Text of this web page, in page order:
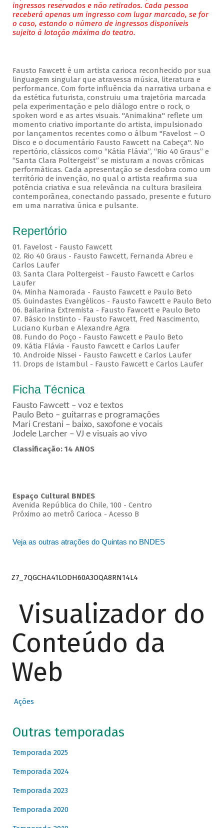
ingressos reservados e não retirados. Cada pessoa
receberá apenas um ingresso com lugar marcado, se for
o caso, estando o número de ingressos disponíveis
sujeito à lotação máxima do teatro.
Fausto Fawcett é um artista carioca reconhecido por sua
linguagem singular que atravessa música, literatura e
performance. Com forte influência da narrativa urbana e
da estética futurista, construiu uma trajetória marcada
pela experimentação e pelo diálogo entre o rock, o
spoken word e as artes visuais. "Animakina" reflete um
momento criativo importante do artista, impulsionado
por lançamentos recentes como o álbum "Favelost – O
Disco e o documentário Fausto Fawcett na Cabeça". No
repertório, clássicos como “Kátia Flávia”, “Rio 40 Graus” e
“Santa Clara Poltergeist” se misturam a novas crônicas
performáticas. Cada apresentação se desdobra como um
território de invenção, no qual o artista reafirma sua
potência criativa e sua relevância na cultura brasileira
contemporânea, conectando passado, presente e futuro
em uma narrativa única e pulsante.
Repertório
01. Favelost - Fausto Fawcett
02. Rio 40 Graus - Fausto Fawcett, Fernanda Abreu e
Carlos Laufer
03. Santa Clara Poltergeist - Fausto Fawcett e Carlos
Laufer
04. Minha Namorada - Fausto Fawcett e Paulo Beto
05. Guindastes Evangélicos - Fausto Fawcett e Paulo Beto
06. Bailarina Extremista - Fausto Fawcett e Paulo Beto
07. Básico Instinto - Fausto Fawcett, Fred Nascimento,
Luciano Kurban e Alexandre Agra
08. Fundo do Poço - Fausto Fawcett e Paulo Beto
09. Kátia Flávia - Fausto Fawcett e Carlos Laufer
10. Androide Nissei - Fausto Fawcett e Carlos Laufer
11. Drops de Istambul - Fausto Fawcett e Carlos Laufer
Ficha Técnica
Fausto Fawcett – voz e textos
Paulo Beto – guitarras e programações
Mari Crestani – baixo, saxofone e vocais
Jodele Larcher – VJ e visuais ao vivo
Classificação: 14 ANOS
Espaço Cultural BNDES
Avenida República do Chile, 100 - Centro
Próximo ao metrô Carioca - Acesso B
Veja as outras atrações do Quintas no BNDES
Z7_7QGCHA41LODH60A3OQA8RN14L4
Visualizador do
Conteúdo da
Web
Ações
Outras temporadas
Temporada 2025
Temporada 2024
Temporada 2023
Temporada 2020